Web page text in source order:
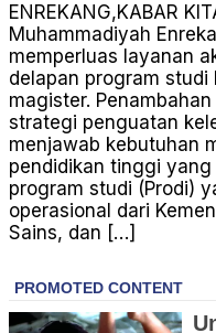
ENREKANG,KABAR
Muhammadiyah
memperluas layanan
delapan program studi
magister.
strategi penguatan
menjawab kebutuhan
pendidikan tinggi
program studi (Prodi)
operasional dari
Sains, dan […]